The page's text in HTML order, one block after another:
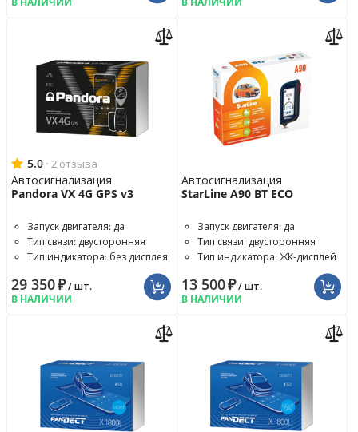
5.0 · 2 отзыва
Автосигнализация
Pandora VX 4G GPS v3
Запуск двигателя: да
Тип связи: двусторонняя
Тип индикатора: без дисплея
29 350₽/ шт.
В НАЛИЧИИ
Автосигнализация
StarLine A90 BT ECO
Запуск двигателя: да
Тип связи: двусторонняя
Тип индикатора: ЖК-дисплей
13 500₽/ шт.
В НАЛИЧИИ